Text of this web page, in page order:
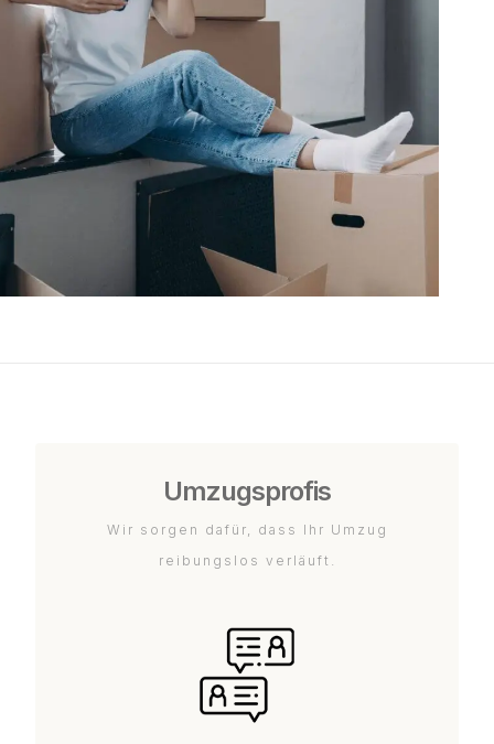
Umzugsprofis
Wir sorgen dafür, dass Ihr Umzug
reibungslos verläuft.